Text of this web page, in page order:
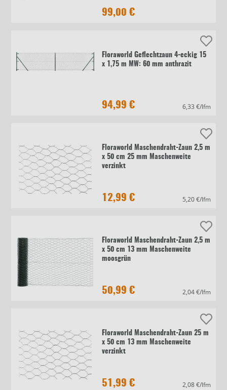
99,00 €
Floraworld Geflechtzaun 4-eckig 15
x 1,75 m MW: 60 mm anthrazit
94,99 € 6,33 €/lfm
Floraworld Maschendraht-Zaun 2,5 m
x 50 cm 25 mm Maschenweite
verzinkt
12,99 € 5,20 €/lfm
Floraworld Maschendraht-Zaun 2,5 m
x 50 cm 13 mm Maschenweite
moosgrün
50,99 € 2,04 €/lfm
Floraworld Maschendraht-Zaun 25 m
x 50 cm 13 mm Maschenweite
verzinkt
51,99 € 2,08 €/lfm